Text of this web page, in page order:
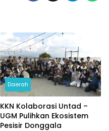
Daerah
KKN Kolaborasi Untad –
UGM Pulihkan Ekosistem
Pesisir Donggala